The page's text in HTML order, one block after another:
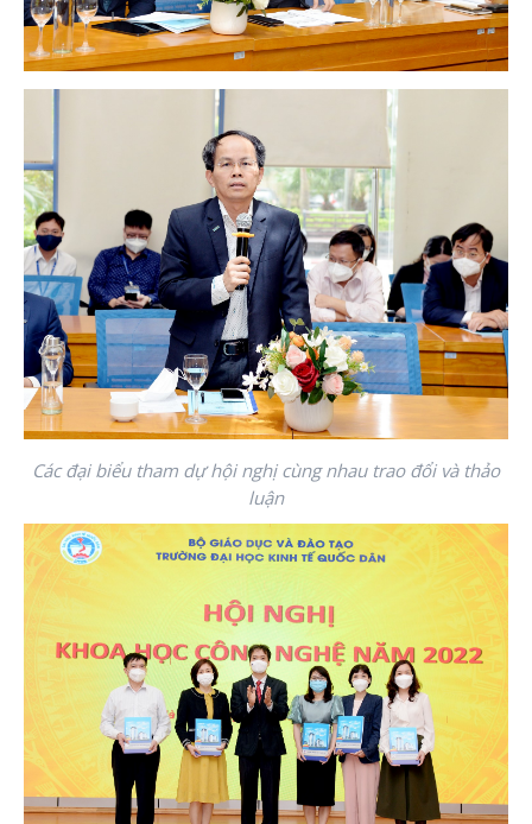
Các đại biểu tham dự hội nghị cùng nhau trao đổi và thảo
luận